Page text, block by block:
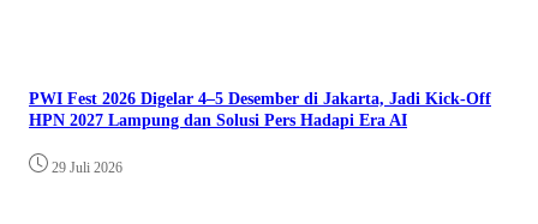
PWI Fest 2026 Digelar 4–5 Desember di Jakarta, Jadi Kick-Off
HPN 2027 Lampung dan Solusi Pers Hadapi Era AI
29 Juli 2026